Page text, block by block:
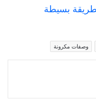
بسيطة
وصفات مكرونة